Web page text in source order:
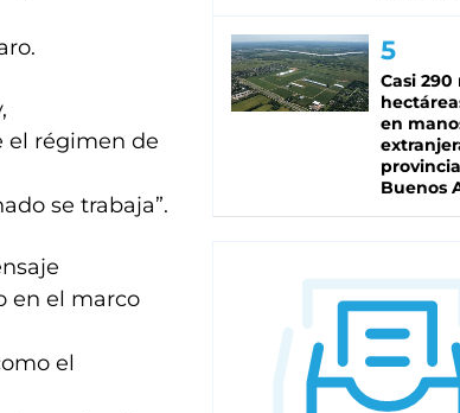
el régimen de
se trabaja”.
en el marco
el
Casi 290
en
Buenos